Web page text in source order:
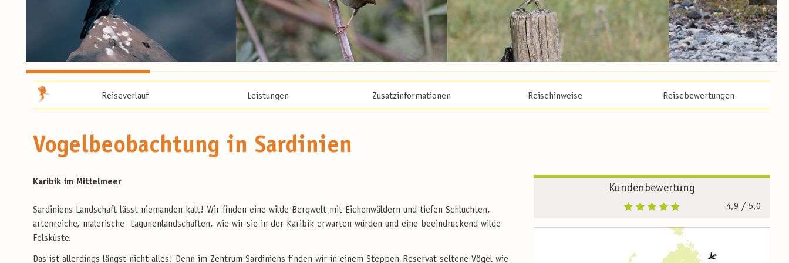
Reiseverlauf Leistungen Zusatzinformationen Reisehinweise Reisebewertungen
Vogelbeobachtung in Sardinien
Karibik im Mittelmeer
Sardiniens Landschaft lässt niemanden kalt! Wir finden eine wilde Bergwelt mit Eichenwäldern und tiefen Schluchten,
artenreiche, malerische Lagunenlandschaften, wie wir sie in der Karibik erwarten würden und eine beeindruckend wilde
Felsküste.
Das ist allerdings längst nicht alles! Denn im Zentrum Sardiniens finden wir in einem Steppen-Reservat seltene Vögel wie
Kundenbewertung
4,9 / 5,0